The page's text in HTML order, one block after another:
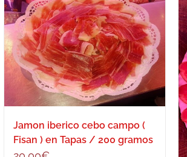
Jamon iberico cebo campo (
Fisan ) en Tapas / 200 gramos